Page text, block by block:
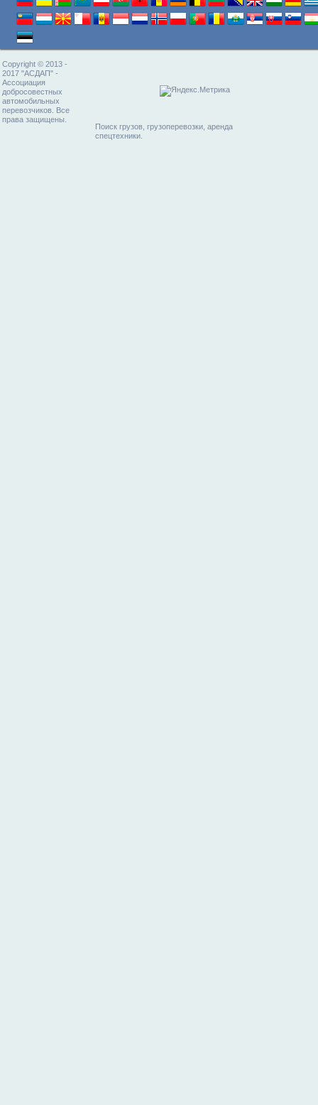
Copyright © 2013 -
2017 "АСДАП" -
Ассоциация
добросовестных
автомобильных
перевозчиков. Все
права защищены.
Поиск грузов, грузоперевозки, аренда
спецтехники.